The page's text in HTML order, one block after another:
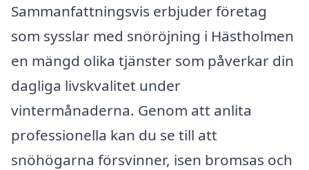
Sammanfattningsvis erbjuder företag
som sysslar med snöröjning i Hästholmen
en mängd olika tjänster som påverkar din
dagliga livskvalitet under
vintermånaderna. Genom att anlita
professionella kan du se till att
snöhögarna försvinner, isen bromsas och